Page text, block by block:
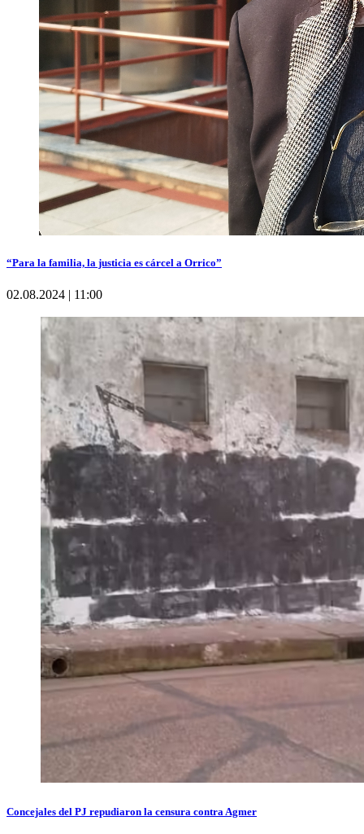
“Para la familia, la justicia es cárcel a Orrico”
02.08.2024 | 11:00
Concejales del PJ repudiaron la censura contra Agmer